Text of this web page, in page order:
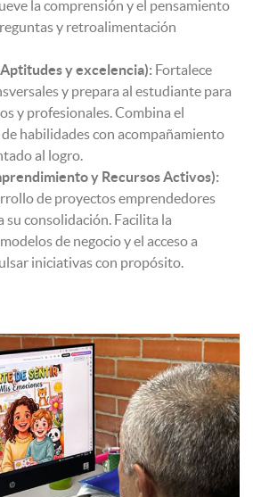
la comprensión y el pensamiento
y retroalimentación
y excelencia): Fortalece
y prepara al estudiante para
y profesionales. Combina el
habilidades con acompañamiento
al logro.
y Recursos Activos):
de proyectos emprendedores
su consolidación. Facilita la
de negocio y el acceso a
iniciativas con propósito.